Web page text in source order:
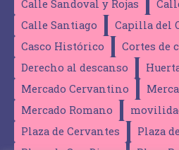
Calle Sandoval y Rojas
Calle Santiago
Capilla del
Casco Histórico
Cortes de
Derecho al descanso
Mercado Cervantino
Mercado Romano
Plaza de Cervantes
Plaza